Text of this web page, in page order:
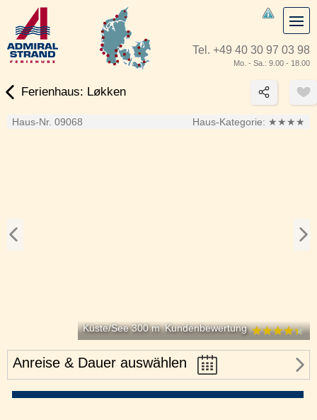
Tel. +49 40 30 97 03 98
Mo. - Sa.: 9.00 - 18.00
Ferienhaus: Løkken
Haus-Nr. 09068 Haus-Kategorie: ★★★★
Küste/See 300 m Kundenbewertung
Anreise & Dauer auswählen